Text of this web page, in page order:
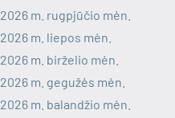
2026 m. rugpjūčio mėn.
2026 m. liepos mėn.
2026 m. birželio mėn.
2026 m. gegužės mėn.
2026 m. balandžio mėn.